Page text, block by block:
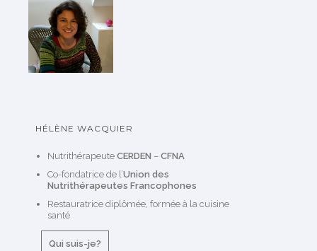
HÉLÈNE WACQUIER
Nutrithérapeute CERDEN – CFNA
Co-fondatrice de l’Union des
Nutrithérapeutes Francophones
Restauratrice diplômée, formée à la cuisine
santé
Qui suis-je?